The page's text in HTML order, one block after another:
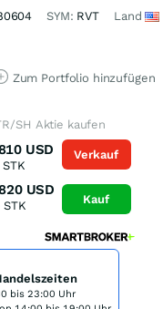
SYM: RVT Land
Zum Portfolio hinzufügen
SH Aktie kaufen
USD
STK
USD
STK
Verkauf
Kauf
bis 23:00 Uhr